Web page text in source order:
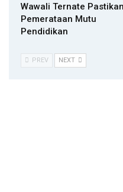
Wawali Ternate Pastikan
Pemerataan Mutu
Pendidikan
PREV NEXT